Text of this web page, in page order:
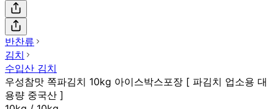
반찬류
김치
수입산 김치
우성참맛 쪽파김치 10kg 아이스박스포장 [ 파김치 업소용 대
용량 중국산 ]